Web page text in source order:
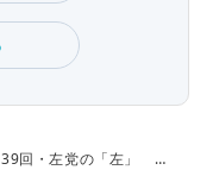
回・左党の「左」 由来は…